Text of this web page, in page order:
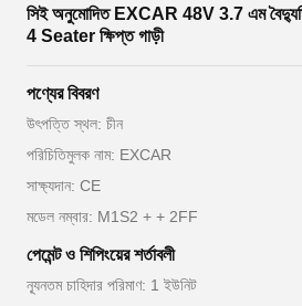
সিই অনুমোদিত EXCAR 48V 3.7 এম
4 Seater ক্ষিপ্ত গাড়ী
পণ্যের বিবরণ
উৎপত্তি স্থল: চীন
পরিচিতিমুলক নাম: EXCAR
সাক্ষ্যদান: CE
মডেল নম্বার: M1S2 + + 2FF
পেমেন্ট ও শিপিংয়ের শর্তাবলী
ন্যূনতম চাহিদার পরিমাণ: 1 ইউনিট